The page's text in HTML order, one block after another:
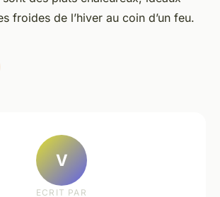
froides de l’hiver au coin d’un feu.
V
ECRIT PAR